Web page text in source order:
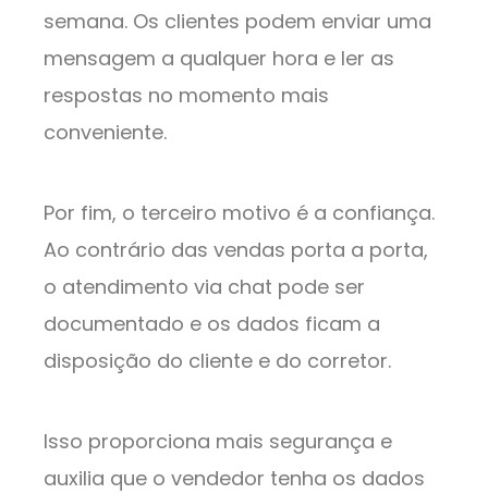
semana. Os clientes podem enviar uma
mensagem a qualquer hora e ler as
respostas no momento mais
conveniente.
Por fim, o terceiro motivo é a confiança.
Ao contrário das vendas porta a porta,
o atendimento via chat pode ser
documentado e os dados ficam a
disposição do cliente e do corretor.
Isso proporciona mais segurança e
auxilia que o vendedor tenha os dados